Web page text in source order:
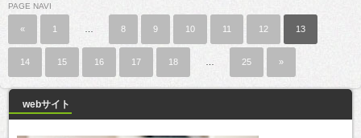
PAGE NAVI
« 1 8 9 10 11 12 13
14 15 16 17 18 25 »
webサイト